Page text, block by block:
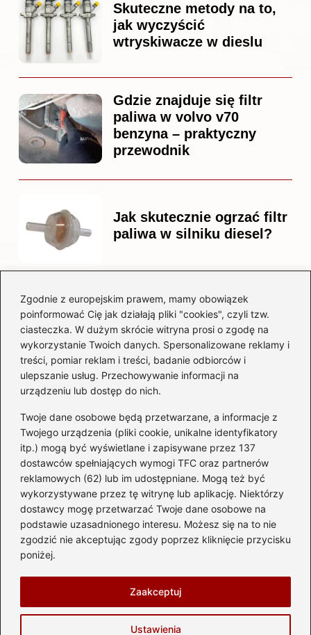
Zgodnie z europejskim prawem, mamy obowiązek
poinformować Cię jak działają pliki "cookies", czyli tzw.
ciasteczka. W dużym skrócie witryna prosi o zgodę na
wykorzystanie Twoich danych. Spersonalizowane reklamy i
treści, pomiar reklam i treści, badanie odbiorców i
ulepszanie usług. Przechowywanie informacji na
urządzeniu lub dostęp do nich.
Twoje dane osobowe będą przetwarzane, a informacje z
Twojego urządzenia (pliki cookie, unikalne identyfikatory
itp.) mogą być wyświetlane i zapisywane przez 137
dostawców spełniających wymogi TFC oraz partnerów
reklamowych (62) lub im udostępniane. Mogą też być
wykorzystywane przez tę witrynę lub aplikację. Niektórzy
dostawcy mogę przetwarzać Twoje dane osobowe na
podstawie uzasadnionego interesu. Możesz się na to nie
zgodzić nie akceptując zgody poprzez kliknięcie przycisku
poniżej.
Ustawienia
Zaakceptuj
Skuteczne metody na to,
jak wyczyścić
wtryskiwacze w dieslu
Gdzie znajduje się filtr
paliwa w volvo v70
benzyna – praktyczny
przewodnik
Jak skutecznie ogrzać filtr
paliwa w silniku diesel?
Czy warto kupować
diesla? Przewodnik dla
przyszłych właścicieli
Kategorie
Akumulator(74)
Benzyna i Diesel(87)
Motocykle(49)
Opony(81)
Prawo jazdy(77)
Samochody(238)
Silnik(83)
Prywatność Zasady użytkowania